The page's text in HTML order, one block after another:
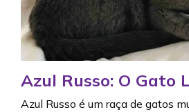
Azul Russo: O Gato
Azul Russo é um raça de gatos